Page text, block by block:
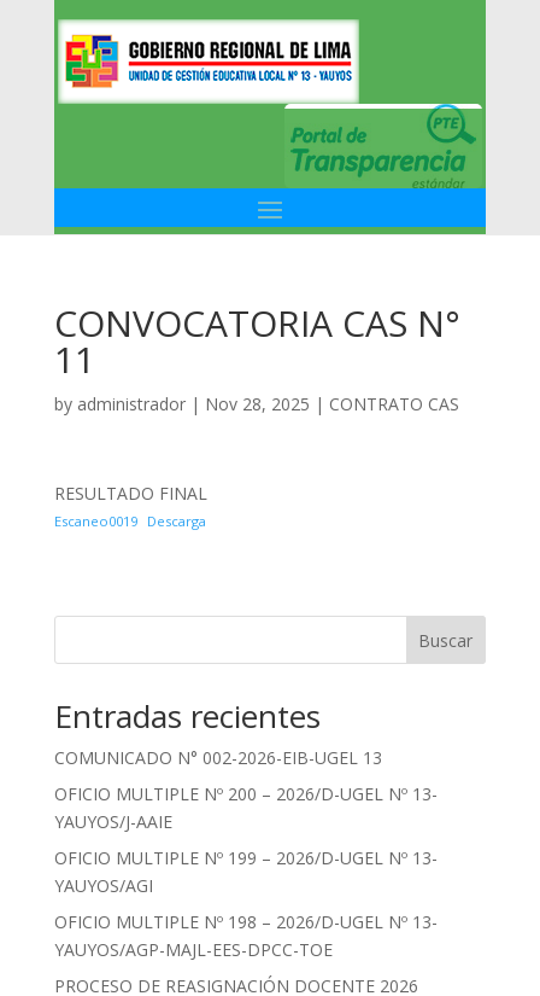
CONVOCATORIA CAS N°
11
by administrador| Nov 28, 2025 | CONTRATO CAS
RESULTADO FINAL
Escaneo0019 Descarga
Buscar
Entradas recientes
COMUNICADO N° 002-2026-EIB-UGEL 13
OFICIO MULTIPLE Nº 200 – 2026/D-UGEL Nº 13-
YAUYOS/J-AAIE
OFICIO MULTIPLE Nº 199 – 2026/D-UGEL Nº 13-
YAUYOS/AGI
OFICIO MULTIPLE Nº 198 – 2026/D-UGEL Nº 13-
YAUYOS/AGP-MAJL-EES-DPCC-TOE
PROCESO DE REASIGNACIÓN DOCENTE 2026